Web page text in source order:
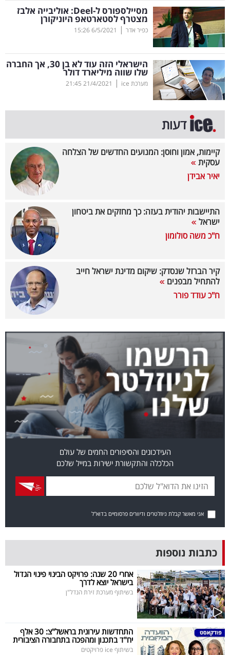
מינויים
רייטינג
רכב
בריאות
תרבות
ופנאי
תיירות
TOP-
5
הכלכלי
40
UNDER
40
שיתופי
פעולה
דרושים
אדום
פרסמו
באייס
עקבו
אחרינו:
מסיילספורס ל-Deel: אוליבייה אלבז
מצטרף לסטארטאפ היוניקורן
כפיר אדר |
6/5/2021
15:26
הישראלי הזה עוד לא בן 30, אך החברה
שלו שווה מיליארד דולר
מערכת ice |
21/4/2021
21:45
דעות
קיימות, אמון וחוסן: המנועים החדשים של הצלחה
עסקית
יאיר אבידן
התיישבות יהודית בעזה: כך מחזקים את ביטחון
ישראל
ח"כ משה סולומון
קיר הברזל שנסדק: שיקום מדינת ישראל חייב
להתחיל מבפנים
ח"כ עודד פורר
העידכונים והסיפורים החמים של עולם
הכלכלה והתקשורת ישירות במייל שלכם
אני מאשר קבלת ניוזלטרים ודיוורים פרסומיים בדוא"ל
כתבות נוספות
אחרי 20 שנה: פרויקט הבינוי פינוי הגדול
בישראל יוצא לדרך
בשיתוף מערכת זירת הנדל"ן
התחדשות עירונית בראשל"צ: 30 אלף
יח"ד בתכנון ומהפכה בתחבורה הציבורית
בשיתוף ice פרויקטים